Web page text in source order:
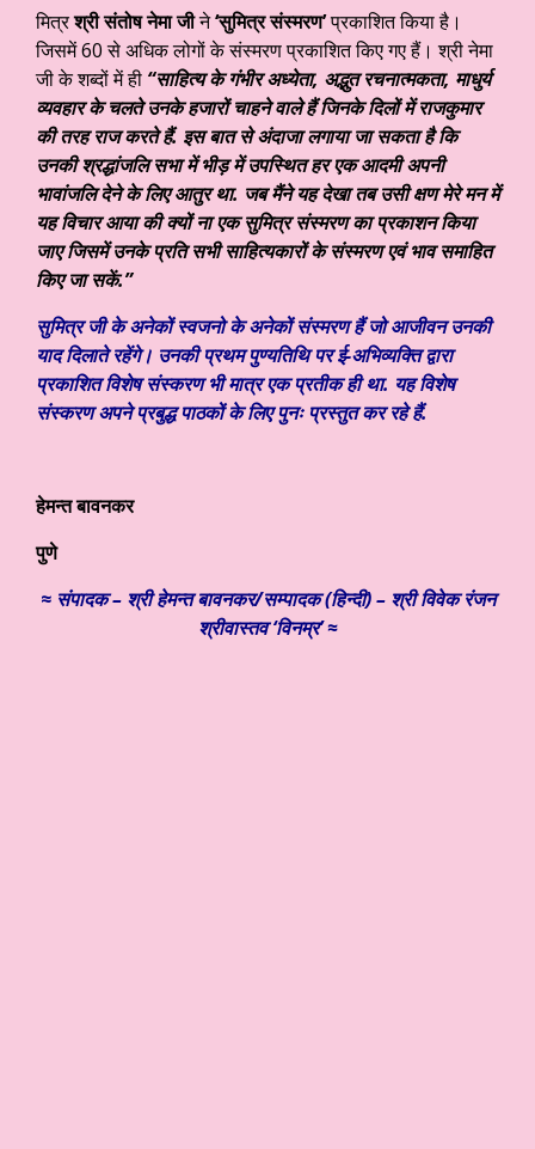
मित्रश्री संतोष नेमा जीने‘सुमित्र संस्मरण’प्रकाशित किया है।
जिसमें 60 से अधिक लोगों के संस्मरण प्रकाशित किए गए हैं। श्री नेमा
जी के शब्दों में ही “साहित्य के गंभीर अध्येता, अद्भुत रचनात्मकता, माधुर्य
व्यवहार के चलते उनके हजारों चाहने वाले हैं जिनके दिलों में राजकुमार
की तरह राज करते हैं. इस बात से अंदाजा लगाया जा सकता है कि
उनकी श्रद्धांजलि सभा में भीड़ में उपस्थित हर एक आदमी अपनी
भावांजलि देने के लिए आतुर था. जब मैंने यह देखा तब उसी क्षण मेरे मन में
यह विचार आया की क्यों ना एक सुमित्र संस्मरण का प्रकाशन किया
जाए जिसमें उनके प्रति सभी साहित्यकारों के संस्मरण एवं भाव समाहित
किए जा सकें.”
सुमित्र जी के अनेकों स्वजनो के अनेकों संस्मरण हैं जो आजीवन उनकी
याद दिलाते रहेंगे। उनकी प्रथम पुण्यतिथि पर ई-अभिव्यक्ति द्वारा
प्रकाशित विशेष संस्करण भी मात्र एक प्रतीक ही था. यह विशेष
संस्करण अपने प्रबुद्ध पाठकों के लिए पुनः प्रस्तुत कर रहे हैं.
हेमन्त बावनकर
पुणे
≈ संपादक – श्री हेमन्त बावनकर/सम्पादक (हिन्दी) – श्री विवेक रंजन
श्रीवास्तव ‘विनम्र’ ≈